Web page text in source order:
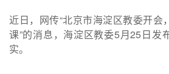
近日，网传“北京市海淀区教委开会
课”的消息，海淀区教委5月25日发
实。